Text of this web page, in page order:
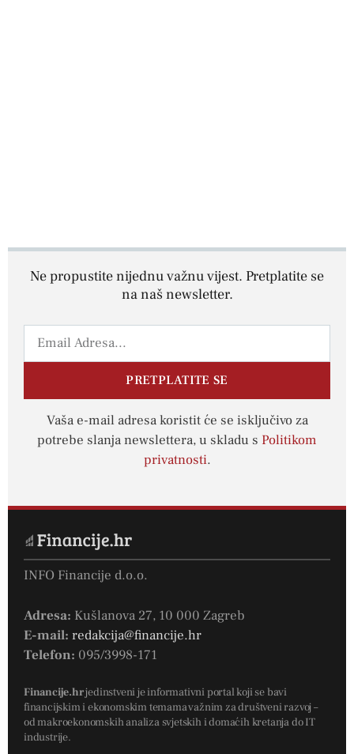
Ne propustite nijednu važnu vijest. Pretplatite se
na naš newsletter.
PRETPLATITE SE
Vaša e-mail adresa koristit će se isključivo za
potrebe slanja newslettera, u skladu s Politikom
privatnosti.
INFO Financije d.o.o.
Adresa: Kušlanova 27, 10 000 Zagreb
E-mail: redakcija@financije.hr
Telefon: 095/3998-171
Financije.hrjedinstveni je informativni portal koji se bavi
financijskim i ekonomskim temama važnim za društveni razvoj –
od makroekonomskih analiza svjetskih i domaćih kretanja do IT
industrije.